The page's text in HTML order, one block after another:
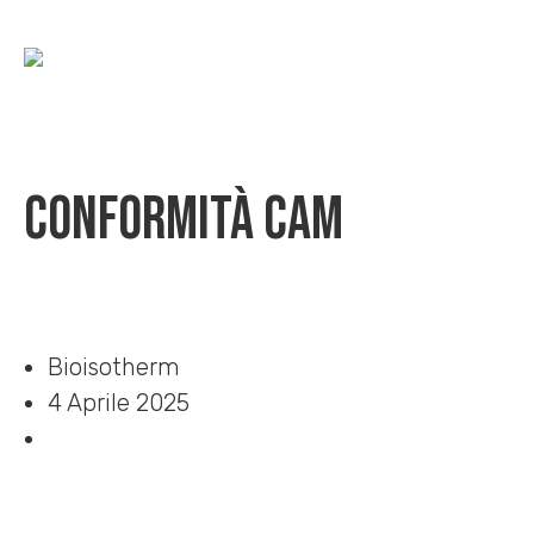
Conformità CAM
Bioisotherm
4 Aprile 2025